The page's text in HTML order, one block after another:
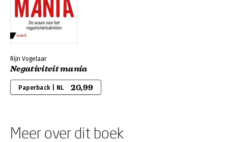
Rijn Vogelaar
Negativiteit mania
Paperback | NL 20,99
Meer over dit boek